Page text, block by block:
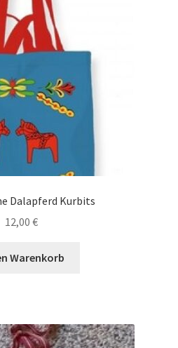
Dalapferd Kurbits
12,00 €
Warenkorb